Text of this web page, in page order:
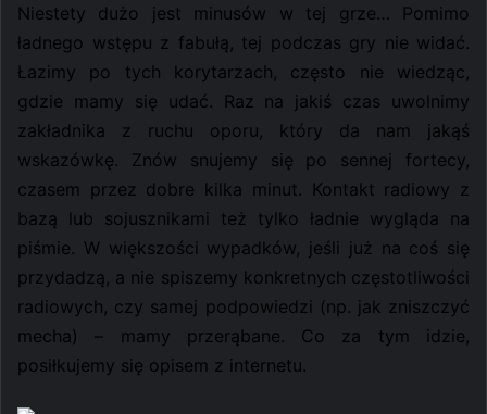
Niestety dużo jest minusów w tej grze… Pomimo
ładnego wstępu z fabułą, tej podczas gry nie widać.
Łazimy po tych korytarzach, często nie wiedząc,
gdzie mamy się udać. Raz na jakiś czas uwolnimy
zakładnika z ruchu oporu, który da nam jakąś
wskazówkę. Znów snujemy się po sennej fortecy,
czasem przez dobre kilka minut. Kontakt radiowy z
bazą lub sojusznikami też tylko ładnie wygląda na
piśmie. W większości wypadków, jeśli już na coś się
przydadzą, a nie spiszemy konkretnych częstotliwości
radiowych, czy samej podpowiedzi (np. jak zniszczyć
mecha) – mamy przerąbane. Co za tym idzie,
posiłkujemy się opisem z internetu.